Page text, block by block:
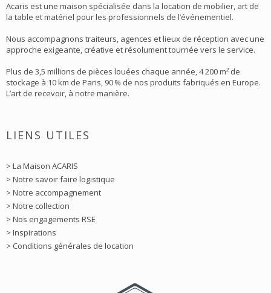
Acaris est une maison spécialisée dans la location de mobilier, art de
la table et matériel pour les professionnels de l’événementiel.
Nous accompagnons traiteurs, agences et lieux de réception avec une
approche exigeante, créative et résolument tournée vers le service.
Plus de 3,5 millions de pièces louées chaque année, 4 200 m² de
stockage à 10 km de Paris, 90 % de nos produits fabriqués en Europe.
L’art de recevoir, à notre manière.
LIENS UTILES
> La Maison ACARIS
> Notre savoir faire logistique
> Notre accompagnement
> Notre collection
> Nos engagements RSE
> Inspirations
> Conditions générales de location